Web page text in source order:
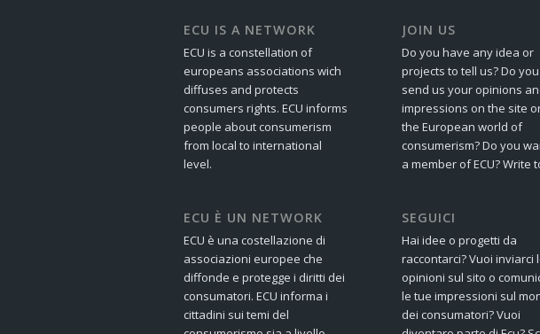
ECU IS A NETWORK
ECU is a constellation of
europeans associations wich
diffuses and protects
consumers rights. ECU informs
people about consumerism
from local to international
level.
ECU È UN NETWORK
ECU è una costellazione di
associazioni europee che
diffonde e protegge i diritti dei
consumatori. ECU informa i
cittadini sui temi del
JOIN US
Do you have any idea or
projects to tell us? Do
send us your opinions
impressions on the site
the European world of
consumerism? Do you
a member of ECU? Write
SEGUICI
Hai idee o progetti da
raccontarci? Vuoi inviarci
opinioni sul sito o
le tue impressioni sul
dei consumatori? Vuoi